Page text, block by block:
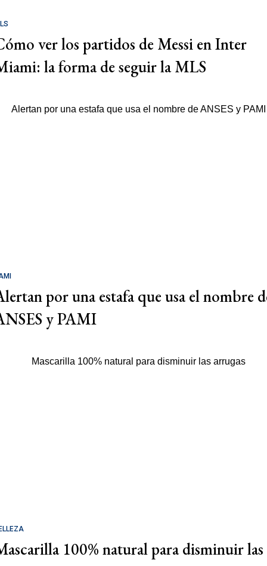
ver los partidos de Messi en Inter
la forma de seguir la MLS
por una estafa que usa el nombre
y PAMI
100% natural para disminuir las